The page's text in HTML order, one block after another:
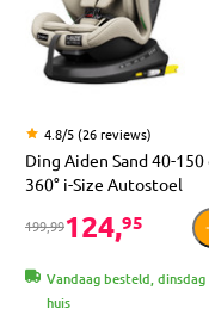
4.8/5 (26 reviews)
Ding Aiden Sand 40-150
360° i-Size Autostoel
199,99124,95
Vandaag besteld, dinsdag
huis